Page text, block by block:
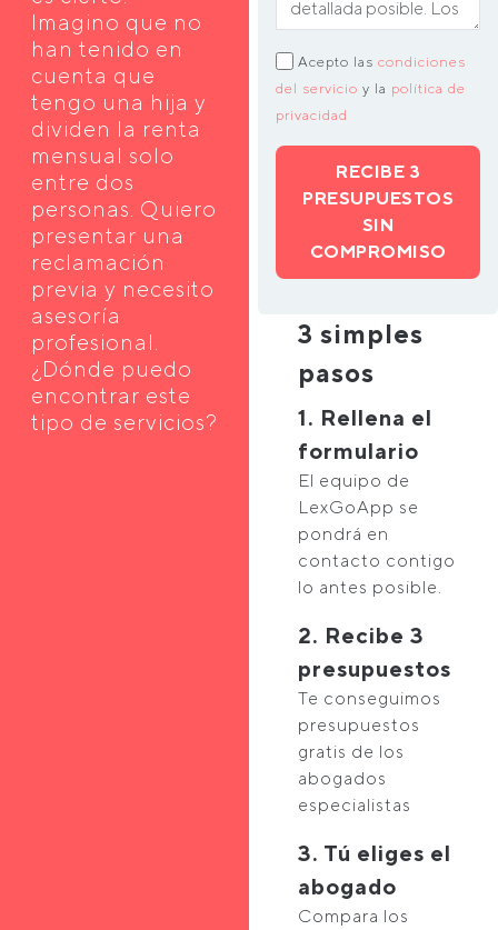
Imagino que no
han tenido en
cuenta que
tengo una hija y
dividen la renta
mensual solo
entre dos
personas. Quiero
presentar una
reclamación
previa y necesito
asesoría
profesional.
¿Dónde puedo
encontrar este
tipo de servicios?
Acepto las condiciones
del servicio y la política de
privacidad
RECIBE 3
PRESUPUESTOS
SIN
COMPROMISO
3 simples
pasos
1. Rellena el
formulario
El equipo de
LexGoApp se
pondrá en
contacto contigo
lo antes posible.
2. Recibe 3
presupuestos
Te conseguimos
presupuestos
gratis de los
abogados
especialistas
3. Tú eliges el
abogado
Compara los